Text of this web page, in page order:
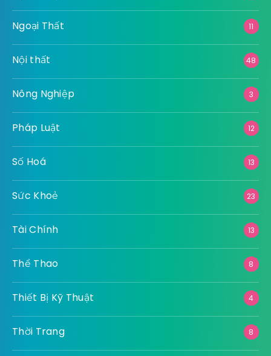
Ngoại Thất 11
Nội thất 48
Nông Nghiệp 3
Pháp Luật 12
Số Hoá 13
Sức Khoẻ 23
Tài Chính 13
Thể Thao 8
Thiết Bị Kỹ Thuật 4
Thời Trang 8